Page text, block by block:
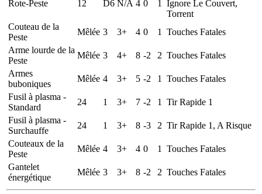
Rote-Peste 12 D6 N/A 4 0 1
Ignore Le Couvert,
Torrent
Couteau de la
Peste
Mêlée 3 3+ 4 0 1
Touches Fatales
Arme lourde de la
Peste
Mêlée 3 4+ 8 -2 2 Touches Fatales
Armes
buboniques
Mêlée 4 3+ 5 -2 1
Touches Fatales
Fusil à plasma -
Standard
24 1 3+ 7 -2 1
Tir Rapide 1
Fusil à plasma -
Surchauffe
24 1 3+ 8 -3 2 Tir Rapide 1, A Risque
Couteaux de la
Peste
Mêlée 4 3+ 4 0 1
Touches Fatales
Gantelet
énergétique
Mêlée 3 3+ 8 -2 2 Touches Fatales